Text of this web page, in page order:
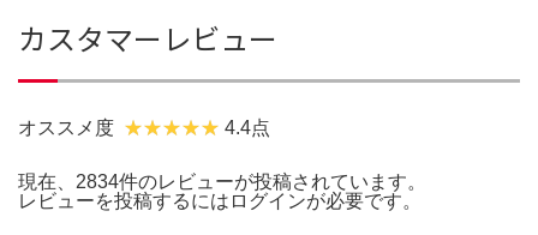
カスタマーレビュー
オススメ度 4.4点
現在、2834件のレビューが投稿されています。
レビューを投稿するには ログインが必要です。